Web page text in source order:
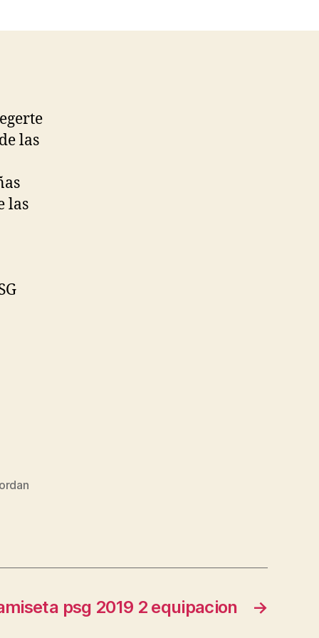
las
las
→
psg 2019 2 equipacion